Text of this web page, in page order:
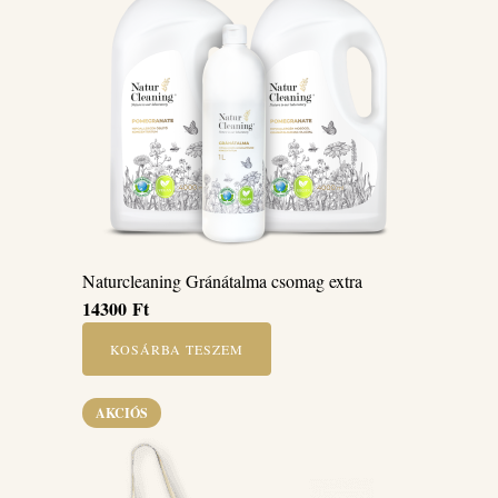
Naturcleaning Gránátalma csomag extra
14300 Ft
KOSÁRBA TESZEM
AKCIÓS